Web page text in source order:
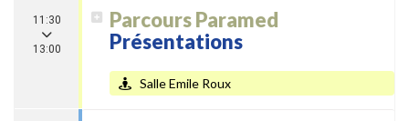
11:30
13:00
Parcours Paramed
Présentations
Salle Emile Roux